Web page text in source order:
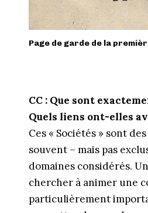
Page de garde de la
CC : Que sont
Quels liens ont-elles
Ces « Sociétés » sont
souvent – mais pas
domaines considérés.
chercher à animer une
particulièrement